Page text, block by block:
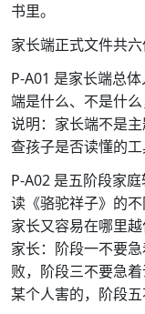
书里。
家长端正式文件共六
P-A01 是家长端总
端是什么、不是什
说明：家长端不是
查孩子是否读懂的
P-A02 是五阶段家
读《骆驼祥子》的
家长又容易在哪里
家长：阶段一不要
败，阶段三不要急
某个人害的，阶段